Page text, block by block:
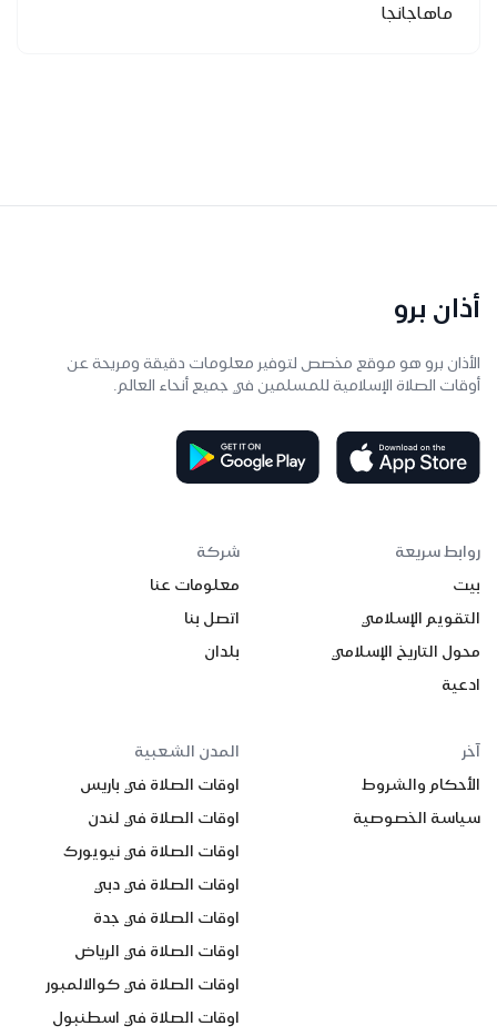
ماهاجانجا
أذان برو
الأذان برو هو موقع مخصص لتوفير معلومات دقيقة ومريحة عن
أوقات الصلاة الإسلامية للمسلمين في جميع أنحاء العالم.
روابط سريعة
بيت
التقويم الإسلامي
محول التاريخ الإسلامي
ادعية
شركة
معلومات عنا
اتصل بنا
بلدان
آخر
الأحكام والشروط
سياسة الخصوصية
المدن الشعبية
اوقات الصلاة في باريس
اوقات الصلاة في لندن
اوقات الصلاة في نيويورك
اوقات الصلاة في دبي
اوقات الصلاة في جدة
اوقات الصلاة في الرياض
اوقات الصلاة في كوالالمبور
اوقات الصلاة في اسطنبول